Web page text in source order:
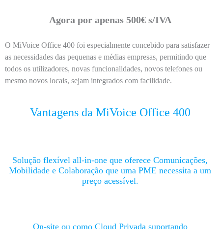
Agora por apenas 500€ s/IVA
O MiVoice Office 400 foi especialmente concebido para satisfazer
as necessidades das pequenas e médias empresas, permitindo que
todos os utilizadores, novas funcionalidades, novos telefones ou
mesmo novos locais, sejam integrados com facilidade.
Vantagens da MiVoice Office 400
Solução flexível all-in-one que oferece Comunicações,
Mobilidade e Colaboração que uma PME necessita a um
preço acessível.
On-site ou como Cloud Privada suportando